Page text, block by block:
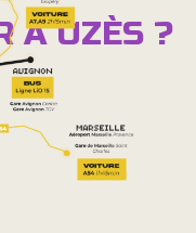
À UZÈS ?